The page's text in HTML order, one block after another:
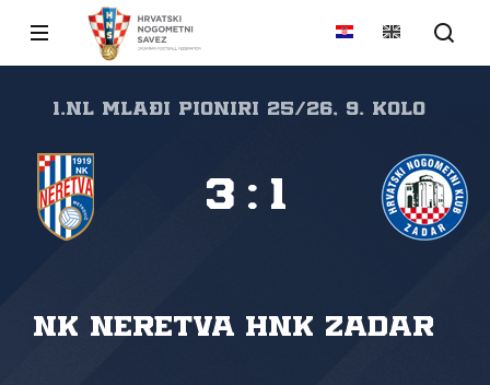
1.nl Mlađi pioniri 25/26, 9. kolo
NK Neretva HNK Zadar
3 : 1